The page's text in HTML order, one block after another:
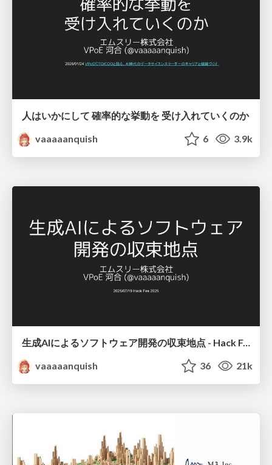
人はいかにして 確率的な挙動を 受け入れていくのか
vaaaaanquish
6 3.9k
生成AIによるソフトウェア開発の収束地点 - Hack Fes 2025
vaaaaanquish
36 21k